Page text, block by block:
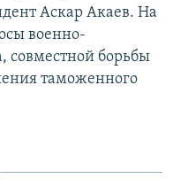
Аскар Акаев. На
военно-
совместной борьбы
таможенного